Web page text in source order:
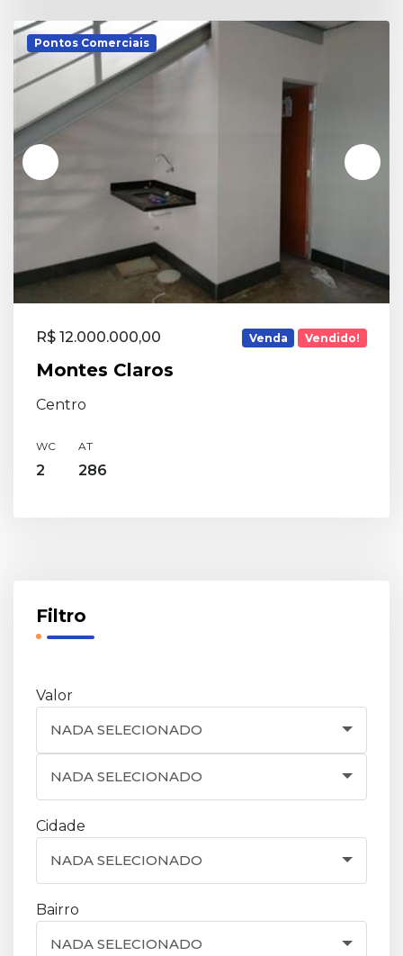
Pontos Comerciais
R$ 12.000.000,00 Venda Vendido!
Montes Claros
Centro
WC
2
AT
286
Filtro
Valor
NADA SELECIONADO
NADA SELECIONADO
Cidade
NADA SELECIONADO
Bairro
NADA SELECIONADO